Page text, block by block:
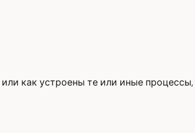
как устроены те или иные